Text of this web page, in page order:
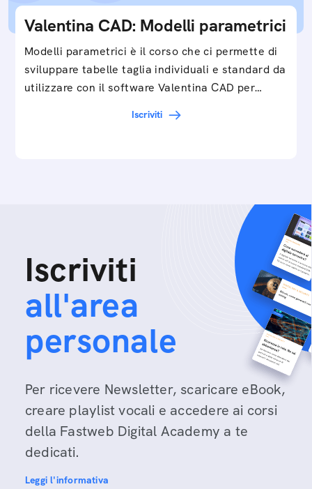
Valentina CAD: Modelli parametrici
Modelli parametrici è il corso che ci permette di
sviluppare tabelle taglia individuali e standard da
utilizzare con il software Valentina CAD per…
Iscriviti
Iscriviti
all'area
personale
Per ricevere Newsletter, scaricare eBook,
creare playlist vocali e accedere ai corsi
della Fastweb Digital Academy a te
dedicati.
Leggi l'informativa